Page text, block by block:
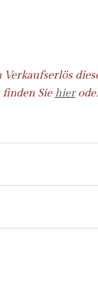
Sie hier